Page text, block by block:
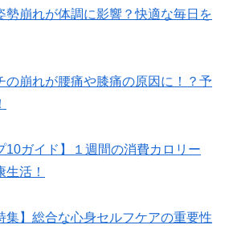
勢崩れが体調に影響？快適な毎日を
の崩れが腰痛や膝痛の原因に！？予
10ガイド】１週間の消費カロリー
活！
集】総合な心身セルフケアの重要性